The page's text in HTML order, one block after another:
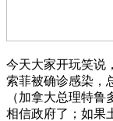
今天大家开玩笑说
索菲被确诊感染，
（加拿大总理特
相信政府了；如果